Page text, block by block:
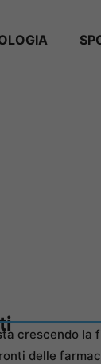
crescendo la
delle